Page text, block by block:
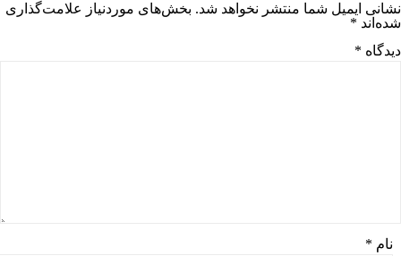
نشانی ایمیل شما منتشر نخواهد شد. بخش‌های موردنیاز علامت‌گذاری
شده‌اند *
دیدگاه *
نام *